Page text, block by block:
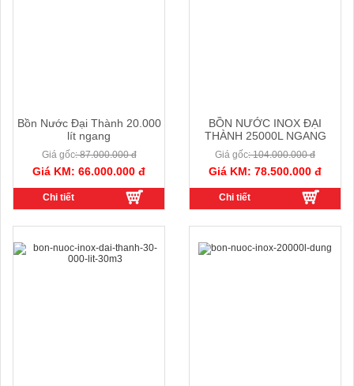
Bồn Nước Đại Thành 20.000
lít ngang
Giá gốc: 87.000.000 đ
Giá KM: 66.000.000 đ
Chi tiết
BỒN NƯỚC INOX ĐẠI
THÀNH 25000L NGANG
Giá gốc: 104.000.000 đ
Giá KM: 78.500.000 đ
Chi tiết